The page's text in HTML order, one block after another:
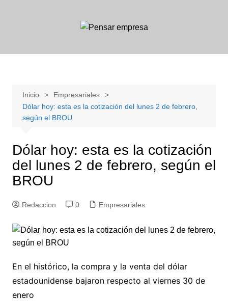
Inicio
Empresariales
Dólar hoy: esta es la cotización del lunes 2 de febrero,
según el BROU
Dólar hoy: esta es la cotización
del lunes 2 de febrero, según el
BROU
Redaccion 0 Empresariales
En el histórico, la compra y la venta del dólar
estadounidense bajaron respecto al viernes 30 de
enero